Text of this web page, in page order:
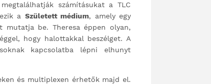
számításukat a TLC
a Született médium, amely egy
mutatja be. Theresa éppen olyan,
hogy halottakkal beszélget. A
kapcsolatba lépni elhunyt
és multiplexen érhetők majd el.